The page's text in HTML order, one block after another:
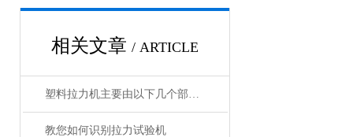
相关文章 / ARTICLE
塑料拉力机主要由以下几个部分组成
教您如何识别拉力试验机